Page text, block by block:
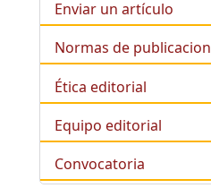
Enviar un artículo
Normas de publicacion
Ética editorial
Equipo editorial
Convocatoria